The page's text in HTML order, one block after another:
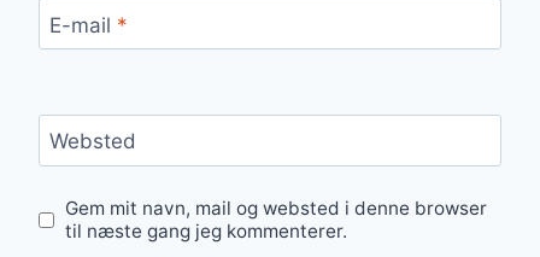
E-mail *
Websted
Gem mit navn, mail og websted i denne browser
til næste gang jeg kommenterer.